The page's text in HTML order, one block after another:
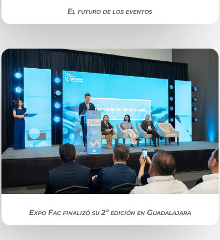
El futuro de los eventos
Expo Fac finalizó su 2ª edición en Guadalajara